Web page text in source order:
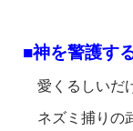
■神を警護す
愛くるしいだ
ネズミ捕りの